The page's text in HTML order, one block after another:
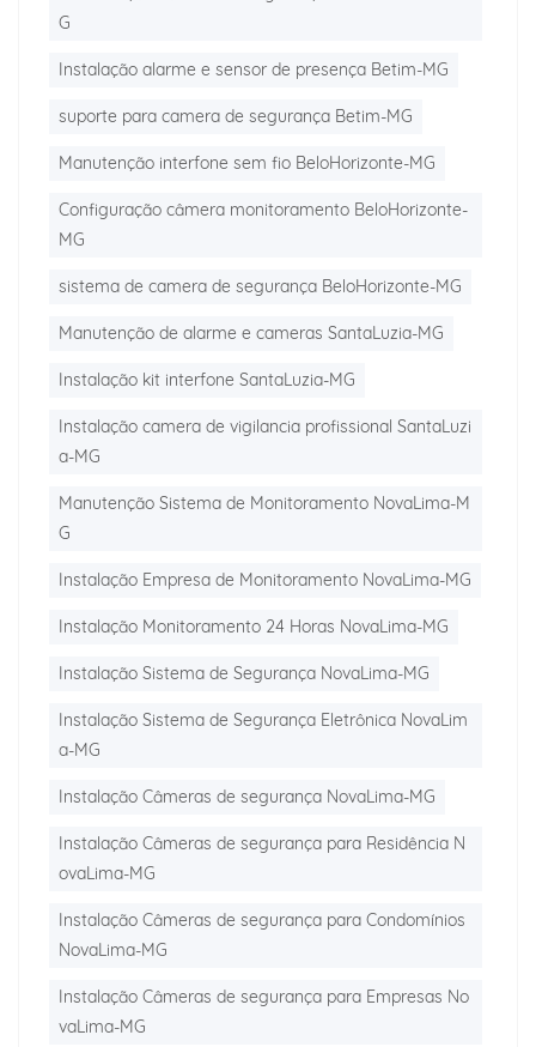
G
Instalação alarme e sensor de presença Betim-MG
suporte para camera de segurança Betim-MG
Manutenção interfone sem fio BeloHorizonte-MG
Configuração câmera monitoramento BeloHorizonte-
MG
sistema de camera de segurança BeloHorizonte-MG
Manutenção de alarme e cameras SantaLuzia-MG
Instalação kit interfone SantaLuzia-MG
Instalação camera de vigilancia profissional SantaLuzi
a-MG
Manutenção Sistema de Monitoramento NovaLima-M
G
Instalação Empresa de Monitoramento NovaLima-MG
Instalação Monitoramento 24 Horas NovaLima-MG
Instalação Sistema de Segurança NovaLima-MG
Instalação Sistema de Segurança Eletrônica NovaLim
a-MG
Instalação Câmeras de segurança NovaLima-MG
Instalação Câmeras de segurança para Residência N
ovaLima-MG
Instalação Câmeras de segurança para Condomínios
NovaLima-MG
Instalação Câmeras de segurança para Empresas No
vaLima-MG